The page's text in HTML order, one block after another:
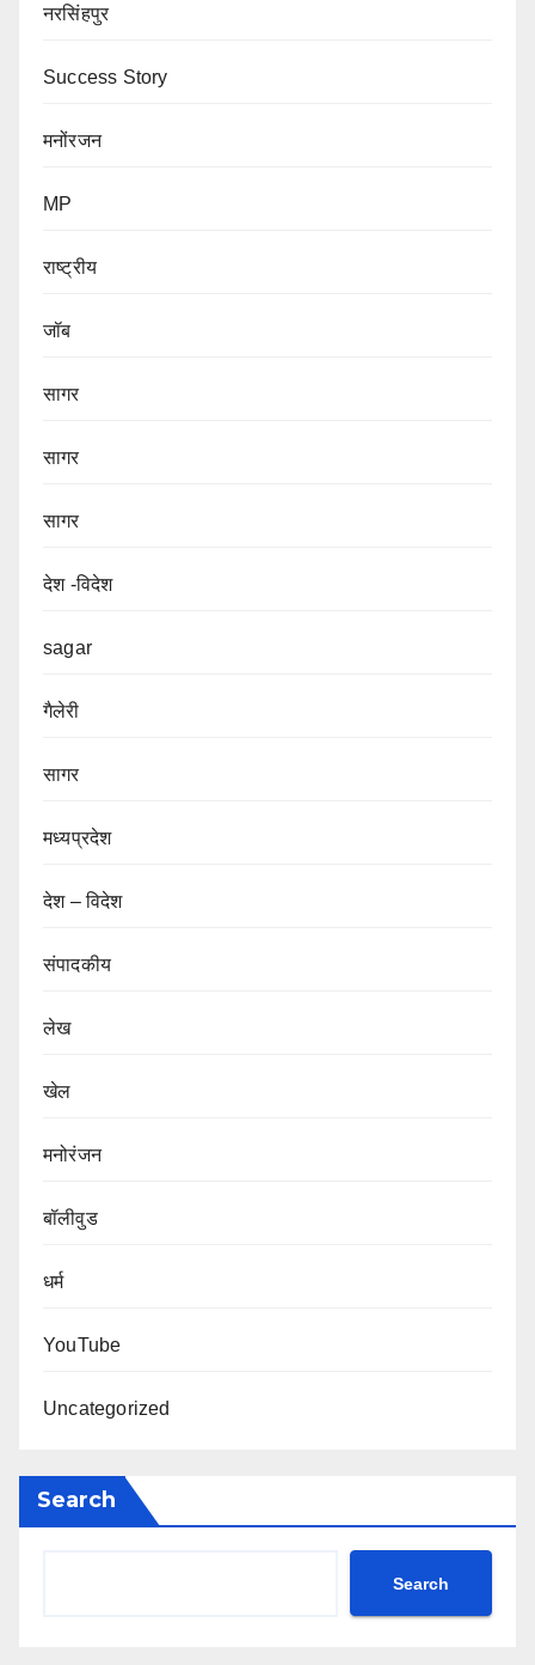
नरसिंहपुर
Success Story
मनोंरजन
MP
राष्ट्रीय
जॉब
सागर
सागर
सागर
देश -विदेश
sagar
गैलेरी
सागर
मध्यप्रदेश
देश – विदेश
संपादकीय
लेख
खेल
मनोरंजन
बॉलीवुड
धर्म
YouTube
Uncategorized
Search
Search